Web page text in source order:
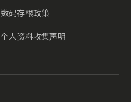
数码存根政策
个人资料收集声明